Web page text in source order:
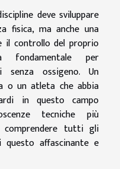
deve sviluppare
fisica, ma anche una
il controllo del proprio
fondamentale per
ossigeno. Un
o un atleta che abbia
in questo campo
tecniche più
tutti gli
affascinante e